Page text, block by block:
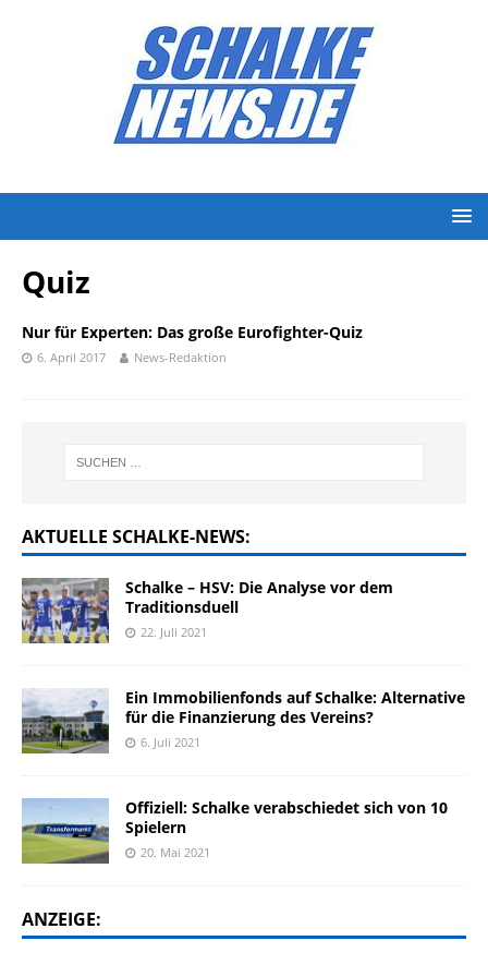
Quiz
Nur für Experten: Das große Eurofighter-Quiz
6. April 2017 News-Redaktion
AKTUELLE SCHALKE-NEWS:
Schalke – HSV: Die Analyse vor dem
Traditionsduell
22. Juli 2021
Ein Immobilienfonds auf Schalke: Alternative
für die Finanzierung des Vereins?
6. Juli 2021
Offiziell: Schalke verabschiedet sich von 10
Spielern
20. Mai 2021
ANZEIGE: